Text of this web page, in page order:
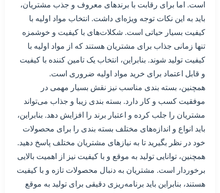
است. اما برای رقابت با برندهای معروف و جذب مشتریان،
باید به این نکات توجه ویژه‌ای داشت. انتخاب مواد اولیه با
کیفیت بسیار حیاتی است. شکلات‌های با کیفیت و خوشمزه
تنها زمانی جذاب برای مشتریان هستند که از مواد اولیه با
کیفیت تولید شوند. بنابراین، انتخاب یک تامین کننده با کیفیت
و قابل اعتماد برای خرید مواد اولیه ضروری است.
همچنین، بسته بندی مناسب نیز نقش بسیار مهمی در
موفقیت کسب و کار دارد. بسته بندی زیبا و جذاب می‌تواند
مشتریان را جلب کرده و اعتبار برند را افزایش دهد. بنابراین،
باید انواع و اندازه‌های مختلف بسته بندی را برای محصولات
خود در نظر بگیرید تا به نیازهای مشتریان مختلف پاسخ دهید.
همچنین، توانایی تولید به موقع و با کیفیت نیز از اهمیت بالایی
برخوردار است. مشتریان به دنبال محصولات تازه و با کیفیت
هستند، بنابراین باید برنامه‌ریزی دقیقی برای تولید به موقع